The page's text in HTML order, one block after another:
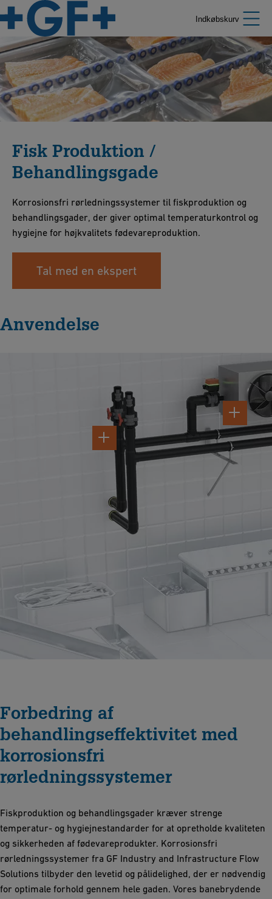
Indkøbskurv
Fisk Produktion /
Behandlingsgade
Korrosionsfri rørledningssystemer til fiskproduktion og
behandlingsgader, der giver optimal temperaturkontrol og
hygiejne for højkvalitets fødevareproduktion.
Tal med en ekspert
Anvendelse
Forbedring af
behandlingseffektivitet med
korrosionsfri
rørledningssystemer
Fiskproduktion og behandlingsgader kræver strenge
temperatur- og hygiejnestandarder for at opretholde kvaliteten
og sikkerheden af fødevareprodukter. Korrosionsfri
rørledningssystemer fra GF Industry and Infrastructure Flow
Solutions tilbyder den levetid og pålidelighed, der er nødvendig
for optimale forhold gennem hele gaden. Vores banebrydende